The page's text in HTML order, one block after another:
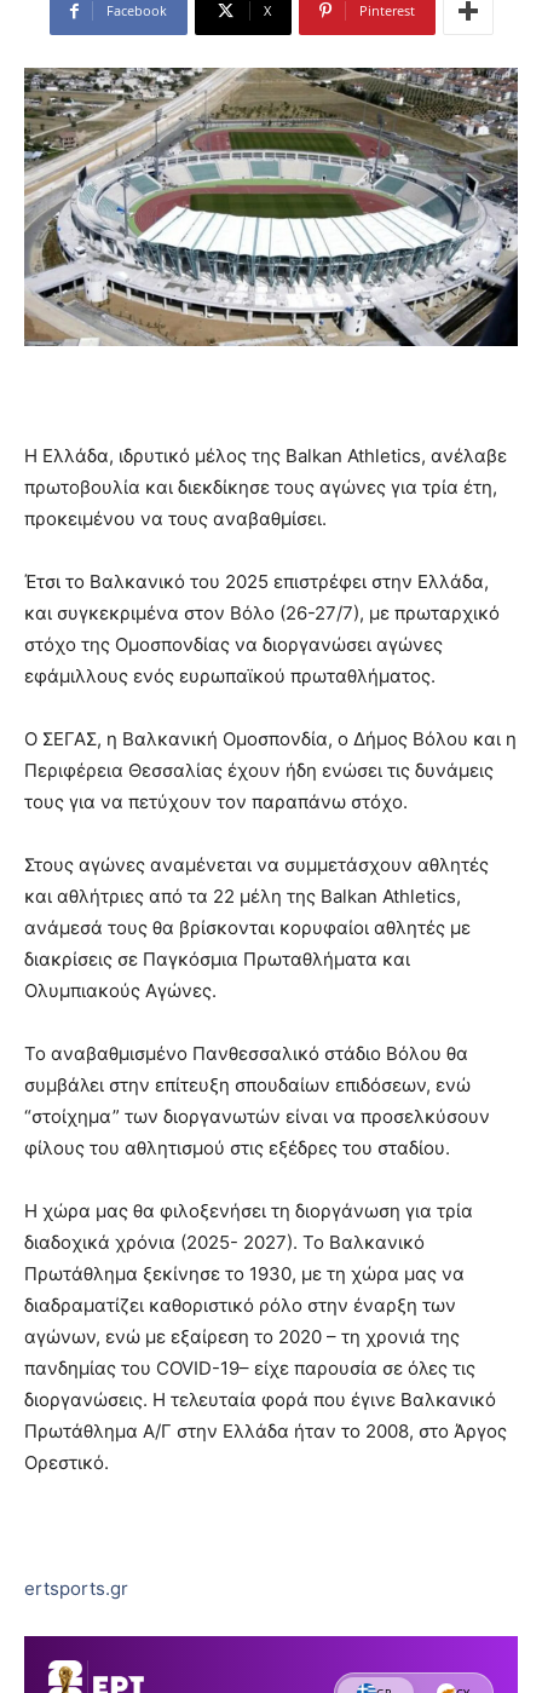
Facebook X Pinterest
Η Ελλάδα, ιδρυτικό μέλος της Balkan Athletics, ανέλαβε
πρωτοβουλία και διεκδίκησε τους αγώνες για τρία έτη,
προκειμένου να τους αναβαθμίσει.
Έτσι το Βαλκανικό του 2025 επιστρέφει στην Ελλάδα,
και συγκεκριμένα στον Βόλο (26-27/7), με πρωταρχικό
στόχο της Ομοσπονδίας να διοργανώσει αγώνες
εφάμιλλους ενός ευρωπαϊκού πρωταθλήματος.
Ο ΣΕΓΑΣ, η Βαλκανική Ομοσπονδία, ο Δήμος Βόλου και η
Περιφέρεια Θεσσαλίας έχουν ήδη ενώσει τις δυνάμεις
τους για να πετύχουν τον παραπάνω στόχο.
Στους αγώνες αναμένεται να συμμετάσχουν αθλητές
και αθλήτριες από τα 22 μέλη της Balkan Athletics,
ανάμεσά τους θα βρίσκονται κορυφαίοι αθλητές με
διακρίσεις σε Παγκόσμια Πρωταθλήματα και
Ολυμπιακούς Αγώνες.
Το αναβαθμισμένο Πανθεσσαλικό στάδιο Βόλου θα
συμβάλει στην επίτευξη σπουδαίων επιδόσεων, ενώ
“στοίχημα” των διοργανωτών είναι να προσελκύσουν
φίλους του αθλητισμού στις εξέδρες του σταδίου.
Η χώρα μας θα φιλοξενήσει τη διοργάνωση για τρία
διαδοχικά χρόνια (2025- 2027). Το Βαλκανικό
Πρωτάθλημα ξεκίνησε το 1930, με τη χώρα μας να
διαδραματίζει καθοριστικό ρόλο στην έναρξη των
αγώνων, ενώ με εξαίρεση το 2020 – τη χρονιά της
πανδημίας του COVID-19– είχε παρουσία σε όλες τις
διοργανώσεις. Η τελευταία φορά που έγινε Βαλκανικό
Πρωτάθλημα Α/Γ στην Ελλάδα ήταν το 2008, στο Άργος
Ορεστικό.
ertsports.gr